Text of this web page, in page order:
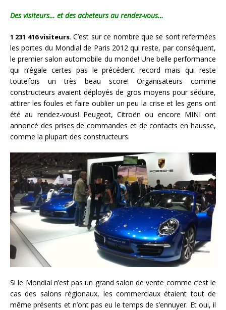
Des visiteurs… et des acheteurs au rendez-vous…
1 231 416 visiteurs.C’est sur ce nombre que se sont refermées
les portes du Mondial de Paris 2012 qui reste, par conséquent,
le premier salon automobile du monde! Une belle performance
qui n’égale certes pas le précédent record mais qui reste
toutefois un très beau score! Organisateurs comme
constructeurs avaient déployés de gros moyens pour séduire,
attirer les foules et faire oublier un peu la crise et les gens ont
été au rendez-vous! Peugeot, Citroën ou encore MINI ont
annoncé des prises de commandes et de contacts en hausse,
comme la plupart des constructeurs.
Si le Mondial n’est pas un grand salon de vente comme c’est le
cas des salons régionaux, les commerciaux étaient tout de
même présents et n’ont pas eu le temps de s’ennuyer. Et oui, il